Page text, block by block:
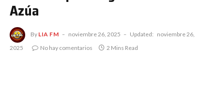
Azúa
By LIA FM noviembre 26, 2025 Updated: noviembre 26,
2025
No hay comentarios 2 Mins Read